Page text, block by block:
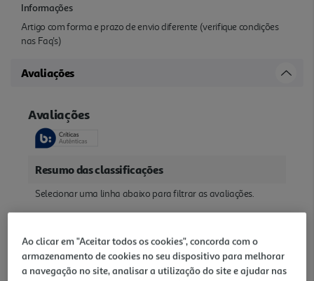
Informações
Artigo com forma e prazo de envio diferente (verifique condições
nas Faq's)
Avaliações
Ao clicar em "Aceitar todos os cookies", concorda com o
armazenamento de cookies no seu dispositivo para melhorar
a navegação no site, analisar a utilização do site e ajudar nas